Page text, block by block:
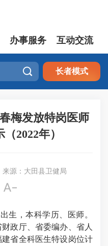
办事服务 互动交流
 长者模式
梅发放特岗医师
2022年）
来源：大田县卫健局

，本科学历、医师。
政厅、省委编办、省人
省全科医生特设岗位计